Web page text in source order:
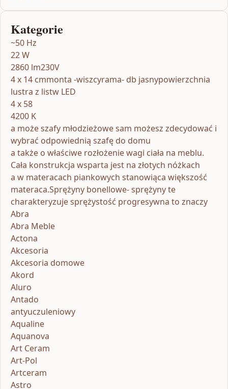
Kategorie
~50 Hz
22 W
2860 lm230V
4 x 14 cmmonta -wiszcyrama- db jasnypowierzchnia
lustra z listw LED
4 x 58
4200 K
a może szafy młodzieżowe sam możesz zdecydować i
wybrać odpowiednią szafę do domu
a także o właściwe rozłożenie wagi ciała na meblu.
Cała konstrukcja wsparta jest na złotych nóżkach
a w materacach piankowych stanowiąca większość
materaca.Sprężyny bonellowe- sprężyny te
charakteryzuje sprężystość progresywna to znaczy
Abra
Abra Meble
Actona
Akcesoria
Akcesoria domowe
Akord
Aluro
Antado
antyuczuleniowy
Aqualine
Aquanova
Art Ceram
Art-Pol
Artceram
Astro